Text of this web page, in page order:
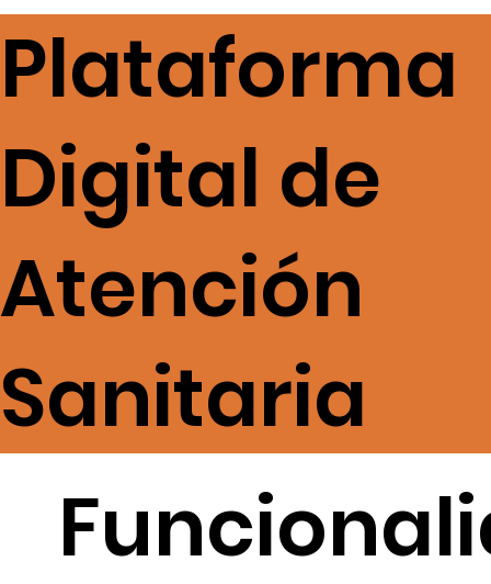
Plataforma
Digital de
Atención
Sanitaria